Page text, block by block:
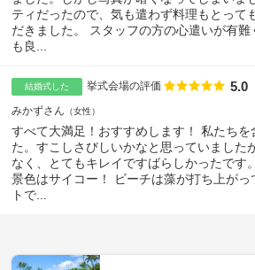
ティだったので、気も遣わず料理もとって
だきました。 スタッフの方の心遣いが有
も良...
結婚式した 挙式会場の評価 点数
5.0
みかずさん 女性
すべて大満足！おすすめします！ 私たちを
た。すこしさびしいかなと思っていました
なく、とてもキレイですばらしかったです
景色はサイコー！ ビーチは藻が打ち上がっ
トで...